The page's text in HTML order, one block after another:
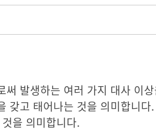
발생하는 여러 가지 대사 이
고 태어나는 것을 의미합니
을 의미합니다.